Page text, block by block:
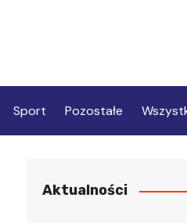
Sport Pozostałe
Aktualności